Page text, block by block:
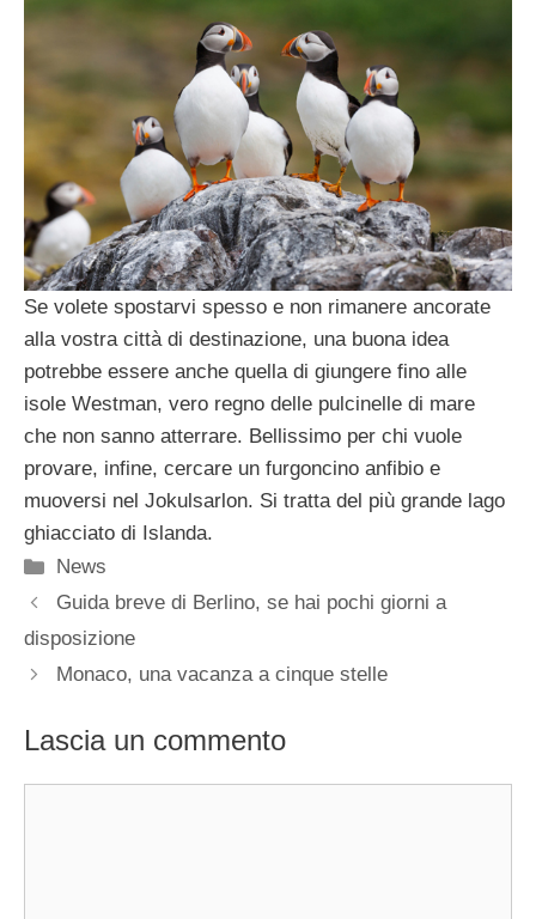
Se volete spostarvi spesso e non rimanere ancorate
alla vostra città di destinazione, una buona idea
potrebbe essere anche quella di giungere fino alle
isole Westman, vero regno delle pulcinelle di mare
che non sanno atterrare. Bellissimo per chi vuole
provare, infine, cercare un furgoncino anfibio e
muoversi nel Jokulsarlon. Si tratta del più grande lago
ghiacciato di Islanda.
Categorie
News
Guida breve di Berlino, se hai pochi giorni a
disposizione
Monaco, una vacanza a cinque stelle
Lascia un commento